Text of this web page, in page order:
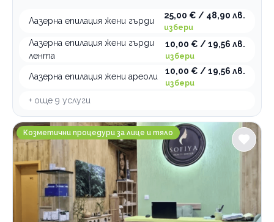
Лазерна епилация жени гърди
25,00 € / 48,90 лв.
избери
Лазерна епилация жени гърди
лента
10,00 € / 19,56 лв.
избери
Лазерна епилация жени ареоли
10,00 € / 19,56 лв.
избери
+ още 9 услуги
Sofiya Beauty Center
Козметични процедури за лице и тяло